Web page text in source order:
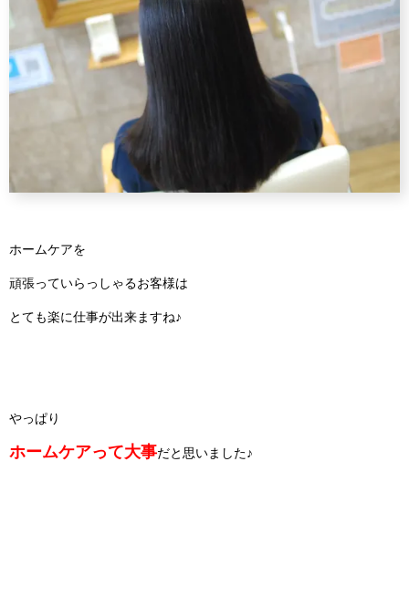
ホームケアを
頑張っていらっしゃるお客様は
とても楽に仕事が出来ますね♪
やっぱり
ホームケアって大事だと思いました♪